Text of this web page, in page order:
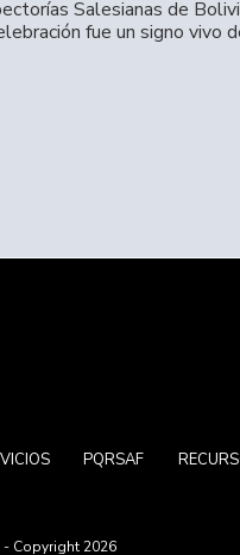
Salesianas de
fue un signo vivo
PQRSAF
- Copyright 2026